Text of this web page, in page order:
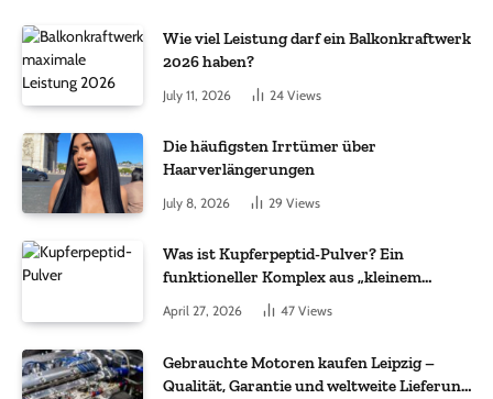
Wie viel Leistung darf ein Balkonkraftwerk
2026 haben?
July 11, 2026 24 Views
Die häufigsten Irrtümer über
Haarverlängerungen
July 8, 2026 29 Views
Was ist Kupferpeptid-Pulver? Ein
funktioneller Komplex aus „kleinem
Molekül + Metall“
April 27, 2026 47 Views
Gebrauchte Motoren kaufen Leipzig –
Qualität, Garantie und weltweite Lieferung